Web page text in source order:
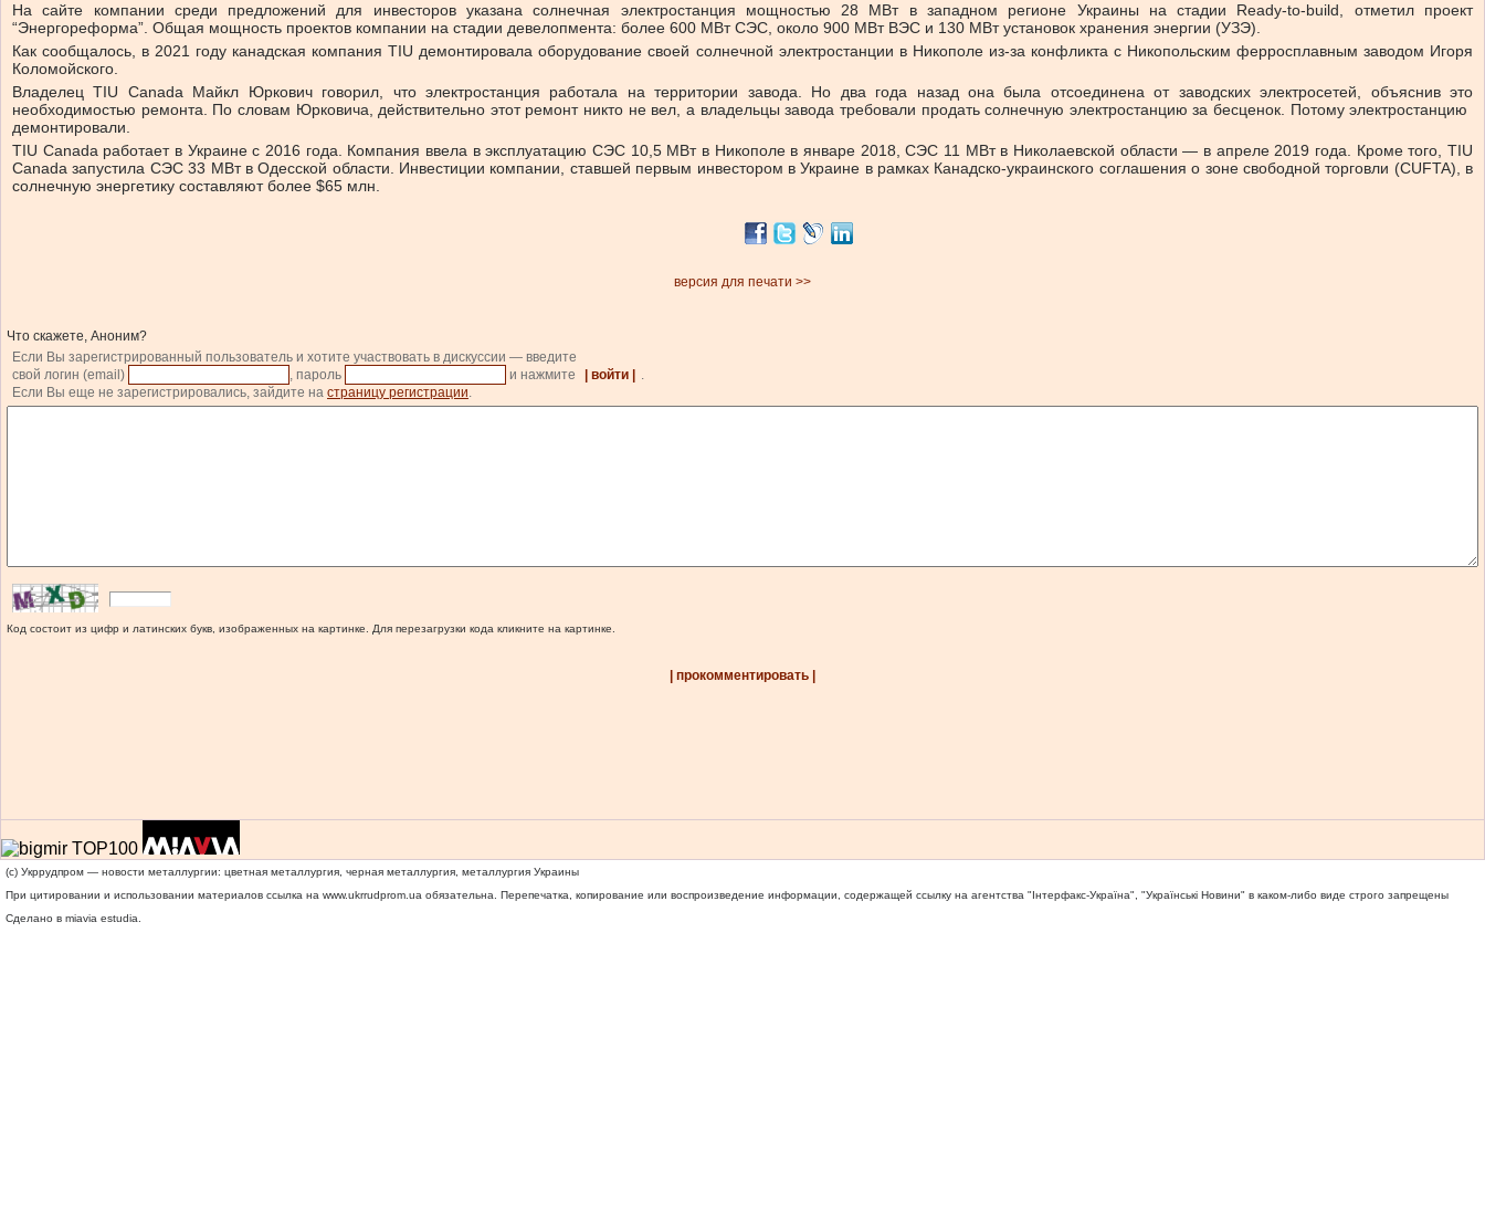
На сайте компании среди предложений для инвесторов указана солнечная электростанция мощностью 28 МВт в западном регионе Украины на стадии Ready-to-build, отметил проект
“Энергореформа”. Общая мощность проектов компании на стадии девелопмента: более 600 МВт СЭС, около 900 МВт ВЭС и 130 МВт установок хранения энергии (УЗЭ).
Как сообщалось, в 2021 году канадская компания TIU демонтировала оборудование своей солнечной электростанции в Никополе из-за конфликта с Никопольским ферросплавным заводом Игоря
Коломойского.
Владелец TIU Canada Майкл Юркович говорил, что электростанция работала на территории завода. Но два года назад она была отсоединена от заводских электросетей, объяснив это
необходимостью ремонта. По словам Юрковича, действительно этот ремонт никто не вел, а владельцы завода требовали продать солнечную электростанцию ​​за бесценок. Потому электростанцию ​​
демонтировали.
TIU Canada работает в Украине с 2016 года. Компания ввела в эксплуатацию СЭС 10,5 МВт в Никополе в январе 2018, СЭС 11 МВт в Николаевской области — в апреле 2019 года. Кроме того, TIU
Canada запустила СЭС 33 МВт в Одесской области. Инвестиции компании, ставшей первым инвестором в Украине в рамках Канадско-украинского соглашения о зоне свободной торговли (CUFTA), в
солнечную энергетику составляют более $65 млн.
версия для печати >>
Что скажете, Аноним?
Если Вы зарегистрированный пользователь и хотите участвовать в дискуссии — введите
свой логин (email)
, пароль и нажмите | войти |
.
Если Вы еще не зарегистрировались, зайдите на страницу регистрации.
Код состоит из цифр и латинских букв, изображенных на картинке. Для перезагрузки кода кликните на картинке.
| прокомментировать |
(c) Укррудпром — новости металлургии: цветная металлургия, черная металлургия, металлургия Украины
При цитировании и использовании материалов ссылка на www.ukrrudprom.ua обязательна. Перепечатка, копирование или воспроизведение информации, содержащей ссылку на агентства "Iнтерфакс-Україна", "Українськi Новини" в каком-либо виде строго запрещены
Сделано в miavia estudia.